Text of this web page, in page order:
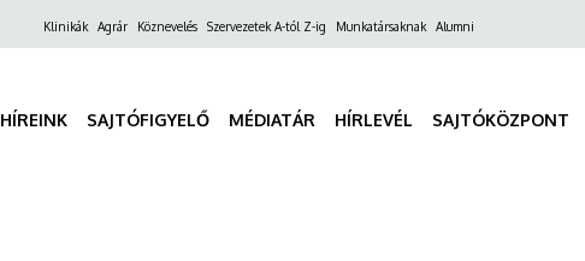
FelsőKlinikák Agrár Köznevelés Szervezetek A-tól Z-ig Munkatársaknak Alumni
HÍREINK SAJTÓFIGYELŐ MÉDIATÁR HÍRLEVÉL SAJTÓKÖZPONT